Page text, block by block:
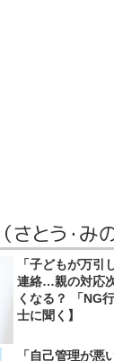
さとう・み
「子どもが万引
連絡…親の対応
くなる？ 「NG
士に聞く】
「自己管理が